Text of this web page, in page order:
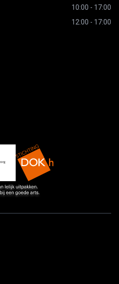
10:00 - 17:00
12:00 - 17:00